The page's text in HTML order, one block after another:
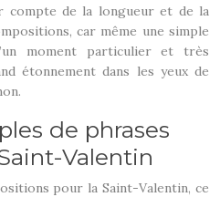
compte de la longueur et de la
car même une simple
moment particulier et très
étonnement dans les yeux de
de phrases
Valentin
pour la Saint-Valentin, ce